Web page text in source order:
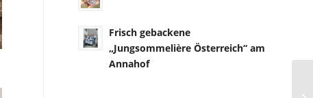
Frisch gebackene
„Jungsommelière Österreich“ am
Annahof